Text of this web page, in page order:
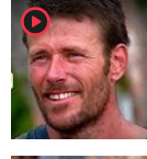
player2